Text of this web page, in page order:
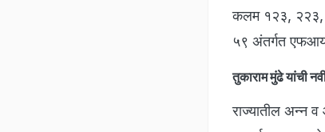
कलम १२३, २२३,
५९ अंतर्गत
तुकाराम मुंढे यांची
राज्यातील अन्न